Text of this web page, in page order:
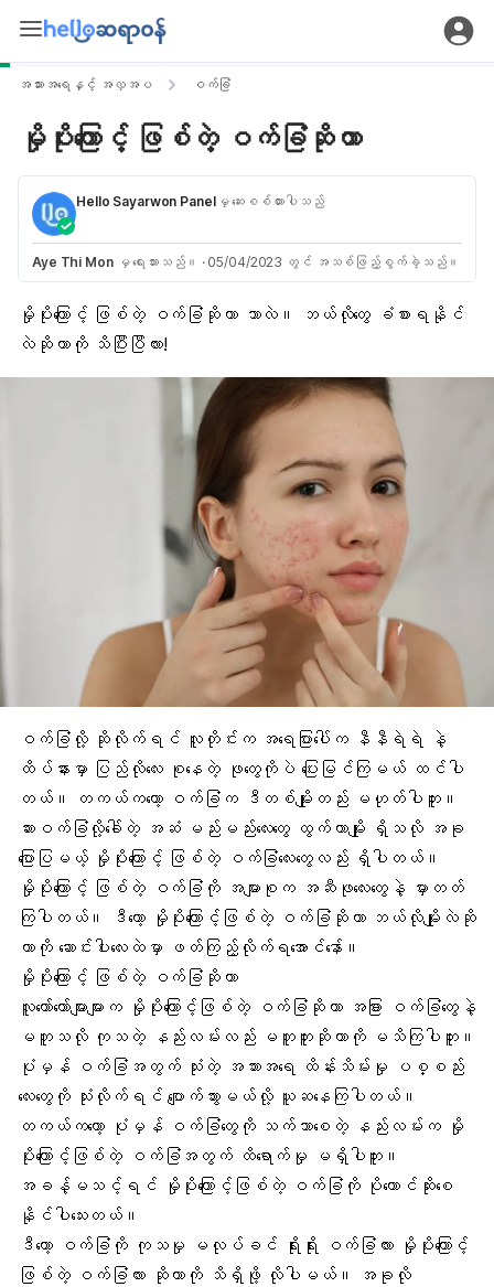
အသားအရေနှင့် အလှအပ ဝက်ခြံ
မှိုပိုးကြောင့် ဖြစ်တဲ့ ဝက်ခြံဆိုတာ
Hello Sayarwon Panelမှ ဆေးစစ်ထားပါသည်
Aye Thi Monမှ ရေးသားသည်။ · 05/04/2023 တွင် အသစ်ဖြည့်စွက်ခဲ့သည်။
မှိုပိုးကြောင့် ဖြစ်တဲ့ ဝက်ခြံဆိုတာ ဘာလဲ။ ဘယ်လိုတွေ ခံစားရနိုင်
လဲဆိုတာကို သိပြီးပြီလား!
ဝက်ခြံလို့ ဆိုလိုက်ရင် လူတိုင်းက အရေပြားပေါ်က နီနီရဲရဲ နဲ့
ထိပ်နားမှာ ပြည်လိုလေး စုနေတဲ့ ဖုတွေကိုပဲ ပြေးမြင်ကြမယ် ထင်ပါ
တယ်။ တကယ်ကတော့ ဝက်ခြံက ဒီတစ်မျိုးတည်း မဟုတ်ပါဘူး။
ဆားဝက်ခြံလို့ခေါ်တဲ့ အဆံ မည်းမည်းလေးတွေ ထွက်တာမျိုး ရှိသလို အခု
ပြောပြမယ့် မှိုပိုးကြောင့် ဖြစ်တဲ့ ဝက်ခြံလေးတွေလည်း ရှိပါတယ်။
မှိုပိုးကြောင့် ဖြစ်တဲ့ ဝက်ခြံကို အများစုက အဆီဖုလေးတွေ နဲ့ မှားတတ်
ကြပါတယ်။ ဒီတော့ မှိုပိုးကြောင့်ဖြစ်တဲ့ ဝက်ခြံဆိုတာ ဘယ်လိုမျိုးလဲဆို
တာကို ဆောင်းပါးလေးထဲမှာ ဖတ်ကြည့်လိုက်ရအောင်နော်။
မှိုပိုးကြောင့် ဖြစ်တဲ့ ဝက်ခြံဆိုတာ
လူတော်တော်များများက မှိုပိုးကြောင့်ဖြစ်တဲ့ ဝက်ခြံဆိုတာ အခြား ဝက်ခြံတွေနဲ့
မတူသလို ကုသတဲ့ နည်းလမ်း လည်း မတူဘူးဆိုတာကို မသိကြပါဘူး။
ပုံမှန် ဝက်ခြံအတွက် သုံးတဲ့ အသားအရေ ထိန်းသိမ်းမှု ပစ္စည်း
လေးတွေကို သုံးလိုက်ရင် ပျောက်သွားမယ်လို့ ယူဆနေကြပါတယ်။
တကယ်ကတော့ ပုံမှန် ဝက်ခြံတွေကို သက်သာစေတဲ့ နည်းလမ်းက မှို
ပိုးကြောင့်ဖြစ်တဲ့ ဝက်ခြံအတွက် ထိရောက်မှု မရှိပါဘူး။
အခန့်မသင့်ရင် မှိုပိုးကြောင့်ဖြစ်တဲ့ ဝက်ခြံကို ပိုတောင်ဆိုးစေ
နိုင်ပါသေးတယ်။
ဒီတော့ ဝက်ခြံကို ကုသမှု မလုပ်ခင် ရိုးရိုး ဝက်ခြံလား မှိုပိုးကြောင့်
ဖြစ်တဲ့ ဝက်ခြံလား ဆိုတာကို သိရှိဖို့ လိုပါမယ်။ အခုလို